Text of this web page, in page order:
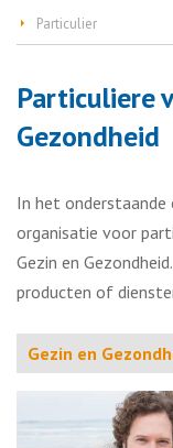
Particulier
Particuliere
Gezondheid
In het
organisatie voor
Gezin en
producten of
Gezin en